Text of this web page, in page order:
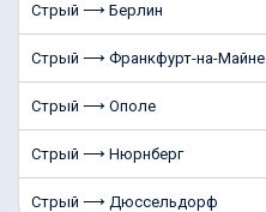
Стрый ⟶ Берлин
Стрый ⟶ Франкфурт-на-Майне
Стрый ⟶ Ополе
Стрый ⟶ Нюрнберг
Стрый ⟶ Дюссельдорф